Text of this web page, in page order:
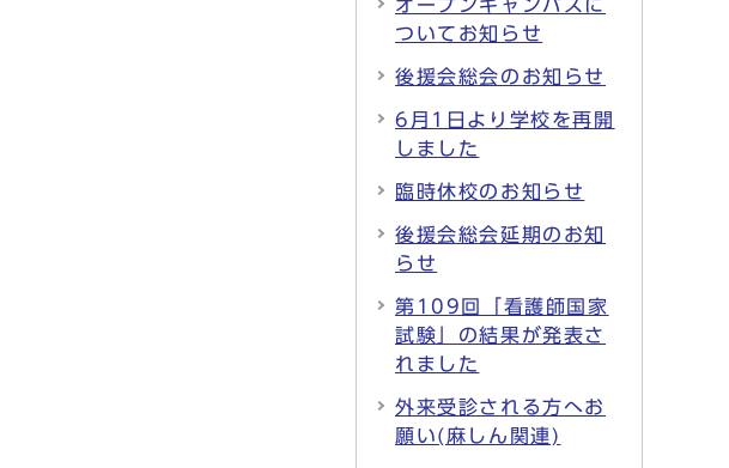
オープンキャンパスに
ついてお知らせ
後援会総会のお知らせ
6月1日より学校を再開
しました
臨時休校のお知らせ
後援会総会延期のお知
らせ
第109回「看護師国家
試験」の結果が発表さ
れました
外来受診される方へお
願い(麻しん関連)